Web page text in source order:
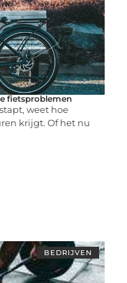
fietsproblemen
weet hoe
krijgt. Of het nu
BEDRIJVEN